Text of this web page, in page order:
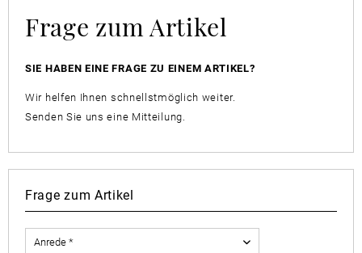
Frage zum Artikel
SIE HABEN EINE FRAGE ZU EINEM ARTIKEL?
Wir helfen Ihnen schnellstmöglich weiter.
Senden Sie uns eine Mitteilung.
Frage zum Artikel